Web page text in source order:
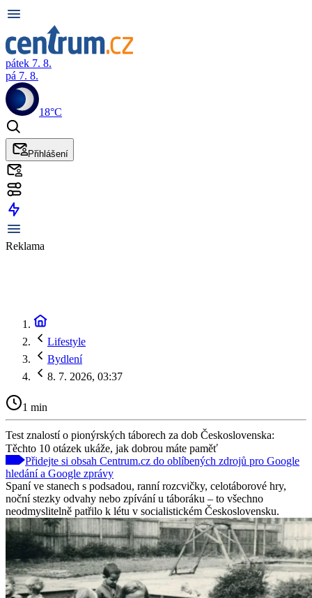
pátek 7. 8.
pá 7. 8.
18°C
Přihlášení
Reklama
Lifestyle
Bydlení
8. 7. 2026, 03:37
1 min
Test znalostí o pionýrských táborech za dob Československa:
Těchto 10 otázek ukáže, jak dobrou máte paměť
Přidejte si obsah Centrum.cz do oblíbených zdrojů pro Google
hledání a Google zprávy
Spaní ve stanech s podsadou, ranní rozcvičky, celotáborové hry,
noční stezky odvahy nebo zpívání u táboráku – to všechno
neodmyslitelně patřilo k létu v socialistickém Československu.